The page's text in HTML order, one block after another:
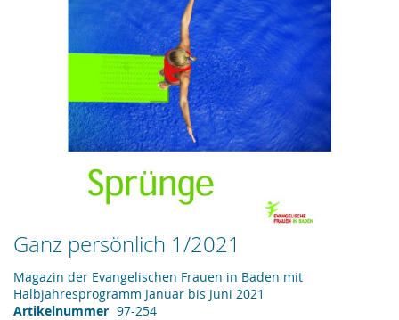
Ganz persönlich 1/2021
Magazin der Evangelischen Frauen in Baden mit
Halbjahresprogramm Januar bis Juni 2021
Artikelnummer 97-254
Zum
Anfang
der
Bildergalerie
springen